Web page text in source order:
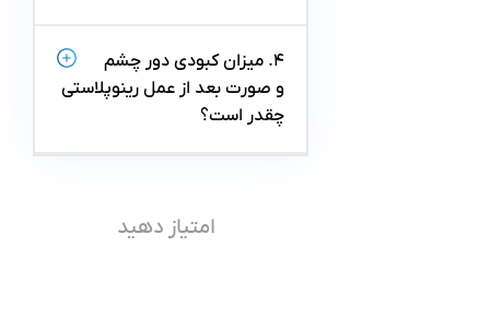
۴. میزان کبودی دور چشم
و صورت بعد از عمل رینوپلاستی
چقدر است؟
امتیاز دهید